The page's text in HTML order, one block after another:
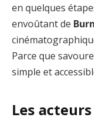
en quelques
envoûtant de Burn
Parce que
simple et
Les